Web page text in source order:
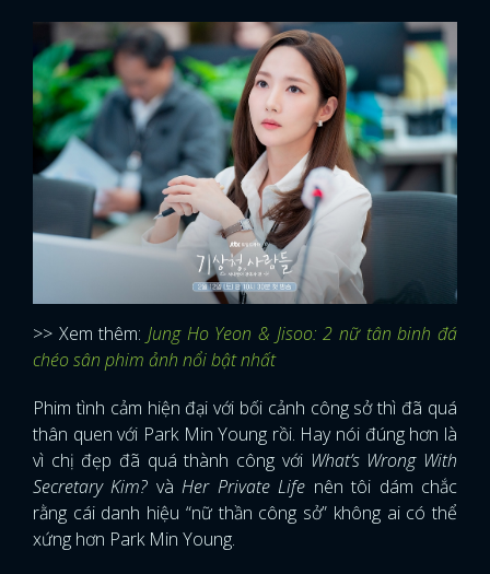
>> Xem thêm: Jung Ho Yeon & Jisoo: 2 nữ tân binh đá
chéo sân phim ảnh nổi bật nhất
Phim tình cảm hiện đại với bối cảnh công sở thì đã quá
thân quen với Park Min Young rồi. Hay nói đúng hơn là
vì chị đẹp đã quá thành công với What’s Wrong With
Secretary Kim? vàHer Private Life nên tôi dám chắc
rằng cái danh hiệu “nữ thần công sở” không ai có thể
xứng hơn Park Min Young.